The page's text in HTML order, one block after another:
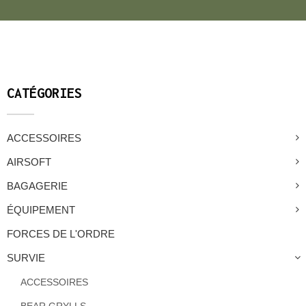
CATÉGORIES
ACCESSOIRES
AIRSOFT
BAGAGERIE
ÉQUIPEMENT
FORCES DE L'ORDRE
SURVIE
ACCESSOIRES